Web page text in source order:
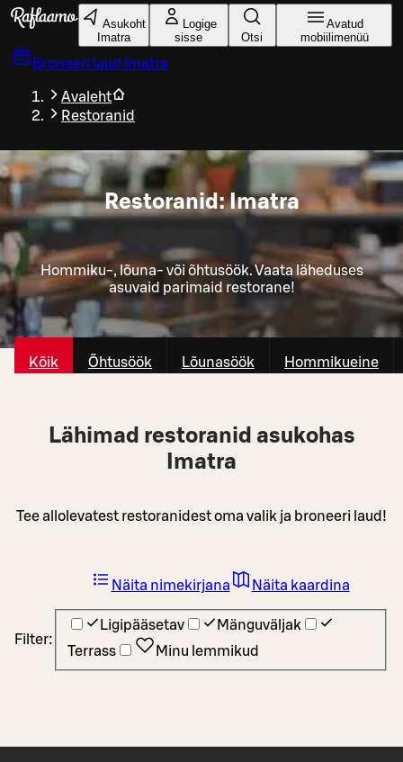
Liigu peamise sisu juurde
Asukoht
Imatra
Logige
sisse
Otsi
Avatud
mobiilimenüü
Broneeri laud Imatra
Avaleht
Restoranid
Restoranid: Imatra
Hommiku-, lõuna- või õhtusöök. Vaata läheduses
asuvaid parimaid restorane!
Kõik Õhtusöök Lõunasöök Hommikueine
Lähimad restoranid asukohas
Imatra
Tee allolevatest restoranidest oma valik ja broneeri laud!
Filter:
Ligipääsetav
Mänguväljak
Terrass
Minu lemmikud
Näita nimekirjana Näita kaardina